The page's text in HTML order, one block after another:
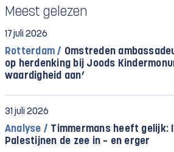
Meest gelezen
17 juli 2026
Rotterdam / Omstreden
op herdenking bij Joods
waardigheid aan’
31 juli 2026
Analyse / Timmermans heeft gelijk:
Palestijnen de zee in – en erger